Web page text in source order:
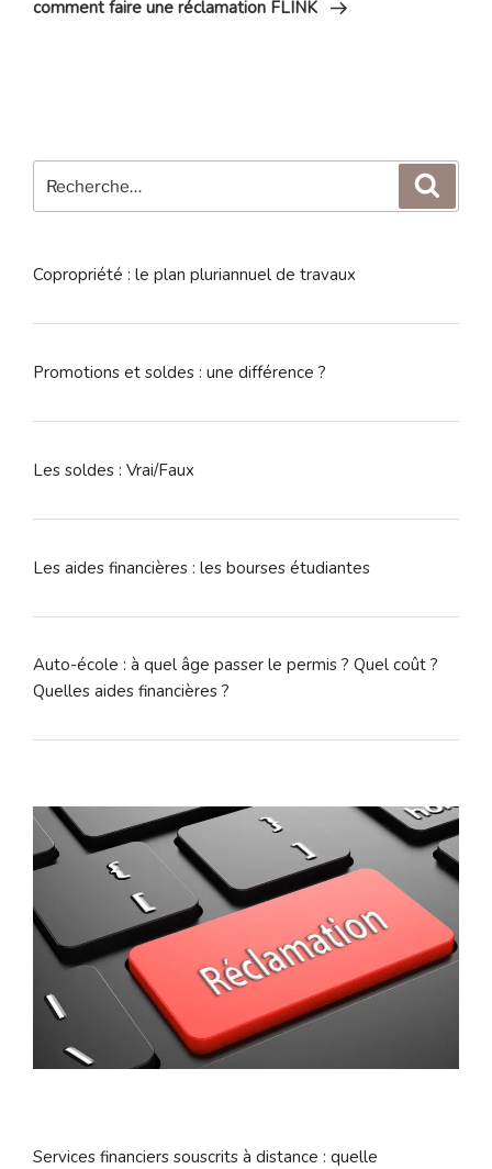
comment faire une réclamation FLINK
pour
Copropriété : le plan pluriannuel de travaux
Promotions et soldes : une différence ?
Les soldes : Vrai/Faux
Les aides financières : les bourses étudiantes
Auto-école : à quel âge passer le permis ? Quel coût ?
Quelles aides financières ?
Services financiers souscrits à distance : quelle